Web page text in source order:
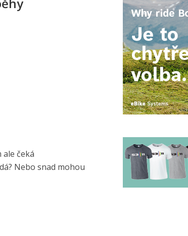
čeká
Nebo snad mohou